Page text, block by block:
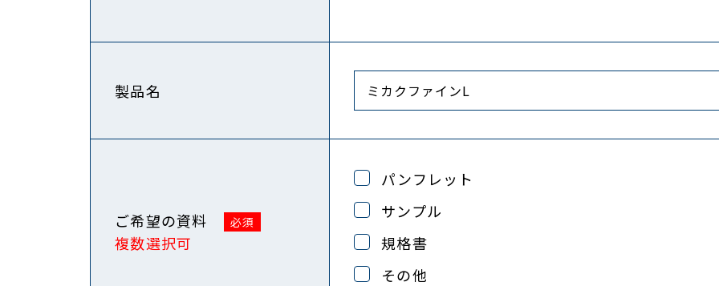
製品名
ご希望の資料
複数選択可
パンフレット
サンプル
規格書
その他